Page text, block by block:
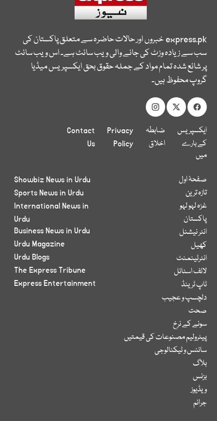
express.pkخبروں اور حالات حاضرہ سے متعلق پاکستان کی
سب سے زیادہ وزٹ کی جانے والی ویب سائٹ ہے۔ اس ویب سائٹ
پر شائع شدہ تمام مواد کے جملہ حقوق بحق ایکسپریس میڈیا
گروپ محفوظ ہیں۔
ایکسپریس
کے بارے
میں
ضابطہ
اخلاق
Privacy
Policy
Contact
Us
صفحۂ اول
تازہ ترین
غزہ لہو لہو
پاکستان
انٹر نیشنل
کھیل
انٹرٹینمنٹ
لائف اسٹائل
ٹاپ ٹرینڈ
دلچسپ و عجیب
صحت
سونے کے نرخ
پیٹرولیم مصنوعات کی قیمتیں
سائنس و ٹیکنالوجی
بلاگ
بزنس
ویڈیوز
جرائم
Showbiz News in Urdu
Sports News in Urdu
International News in
Urdu
Business News in Urdu
Urdu Magazine
Urdu Blogs
The Express Tribune
Express Entertainment